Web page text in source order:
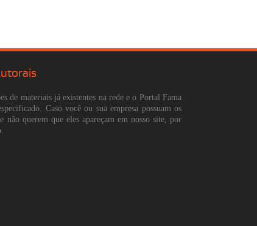
de materiais já existentes na rede e o Portal Fama
Caso você ou sua empresa possuam os
não querem que eles apareçam em nosso site, por